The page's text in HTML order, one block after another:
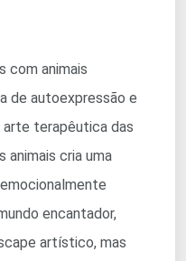
com animais
de autoexpressão e
arte terapêutica das
animais cria uma
encantador,
artístico, mas